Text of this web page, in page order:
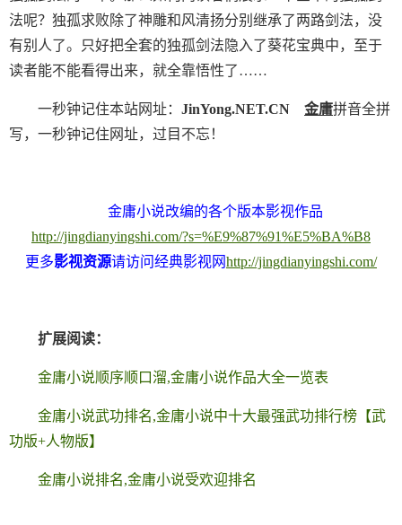
法呢？独孤求败除了神雕和风清扬分别继承了两路剑法，没
有别人了。只好把全套的独孤剑法隐入了葵花宝典中，至于
读者能不能看得出来，就全靠悟性了……
一秒钟记住本站网址： JinYong.NET.CN 金庸拼音全拼
写，一秒钟记住网址，过目不忘！
金庸小说改编的各个版本影视作品
http://jingdianyingshi.com/?s=%E9%87%91%E5%BA%B8
更多影视资源请访问经典影视网http://jingdianyingshi.com/
扩展阅读：
金庸小说顺序顺口溜,金庸小说作品大全一览表
金庸小说武功排名,金庸小说中十大最强武功排行榜【武
功版+人物版】
金庸小说排名,金庸小说受欢迎排名